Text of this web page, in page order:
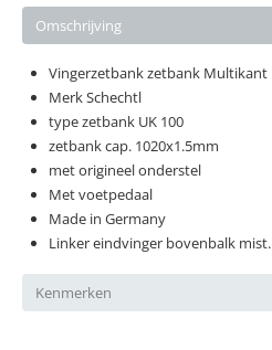
Omschrijving
Vingerzetbank zetbank Multikant
Merk Schechtl
type zetbank UK 100
zetbank cap. 1020x1.5mm
met origineel onderstel
Met voetpedaal
Made in Germany
Linker eindvinger bovenbalk mist.
Kenmerken